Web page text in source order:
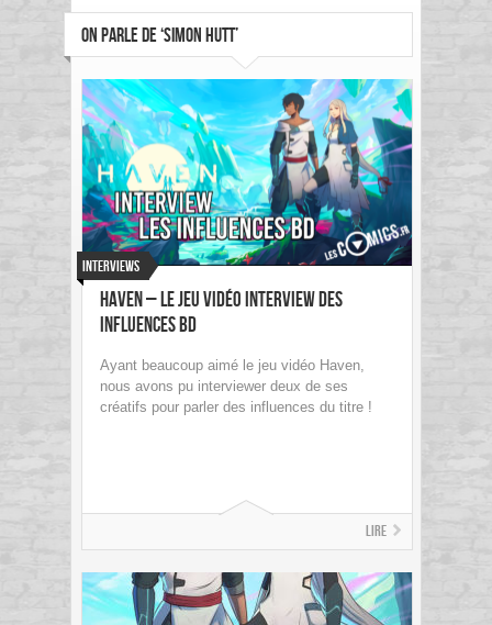
ON PARLE DE ‘SIMON HUTT’
Interviews
Haven – Le jeu vidéo Interview des
influences BD
Ayant beaucoup aimé le jeu vidéo Haven,
nous avons pu interviewer deux de ses
créatifs pour parler des influences du titre !
Lire